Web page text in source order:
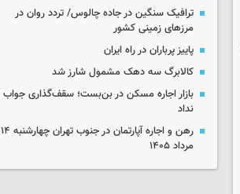
ترافیک سنگین در جاده چالوس/ تردد روان در
مرزهای زمینی کشور
پاییز پرباران در راه ایران
کالابرگ سه دهک مشمول شارز شد
بازار اجاره مسکن در بن‌بست؛ سقف‌گذاری جواب
نداد
رهن و اجاره آپارتمان در جنوب تهران چهارشنبه ۱۴
مرداد ۱۴۰۵